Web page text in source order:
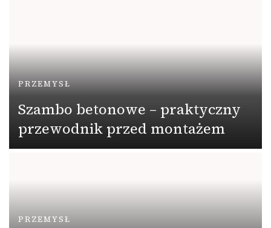
PRZEMYSŁ
Szambo betonowe – praktyczny
przewodnik przed montażem
PRZEMYSŁ